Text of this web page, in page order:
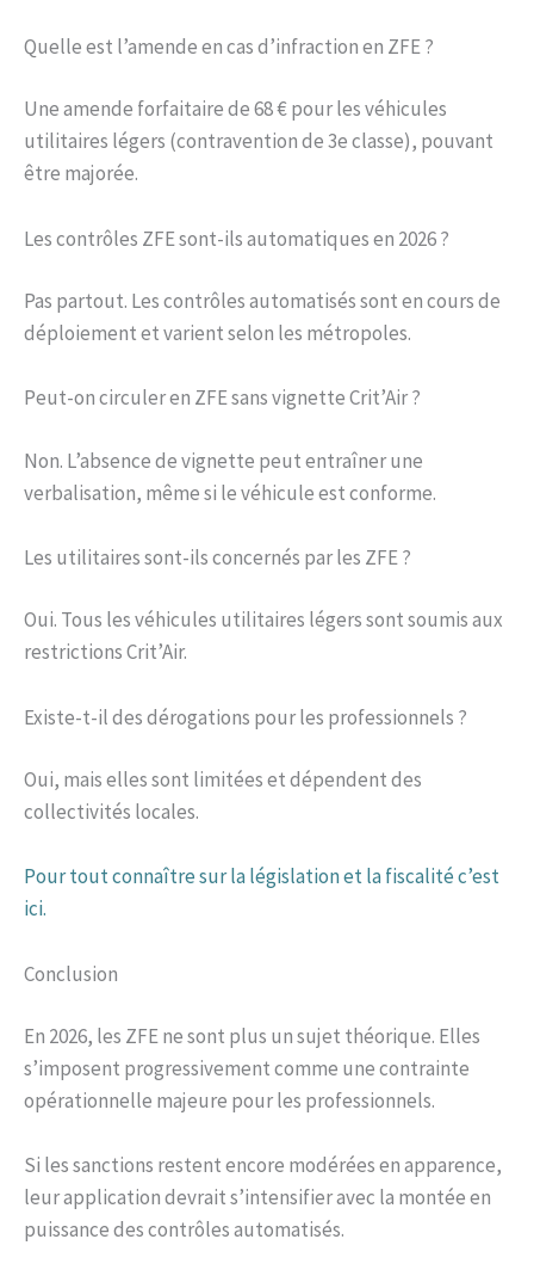
Quelle est l’amende en cas d’infraction en ZFE ?
Une amende forfaitaire de 68 € pour les véhicules
utilitaires légers (contravention de 3e classe), pouvant
être majorée.
Les contrôles ZFE sont-ils automatiques en 2026 ?
Pas partout. Les contrôles automatisés sont en cours de
déploiement et varient selon les métropoles.
Peut-on circuler en ZFE sans vignette Crit’Air ?
Non. L’absence de vignette peut entraîner une
verbalisation, même si le véhicule est conforme.
Les utilitaires sont-ils concernés par les ZFE ?
Oui. Tous les véhicules utilitaires légers sont soumis aux
restrictions Crit’Air.
Existe-t-il des dérogations pour les professionnels ?
Oui, mais elles sont limitées et dépendent des
collectivités locales.
Pour tout connaître sur la législation et la fiscalité c’est
ici.
Conclusion
En 2026, les ZFE ne sont plus un sujet théorique. Elles
s’imposent progressivement comme une contrainte
opérationnelle majeure pour les professionnels.
Si les sanctions restent encore modérées en apparence,
leur application devrait s’intensifier avec la montée en
puissance des contrôles automatisés.